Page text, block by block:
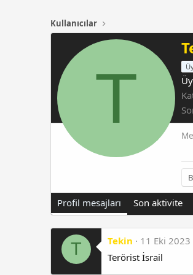
Kullanıcılar
T
Profil mesajları Son aktivite
T Tekin
11 Eki 2023
Terörist İsrail